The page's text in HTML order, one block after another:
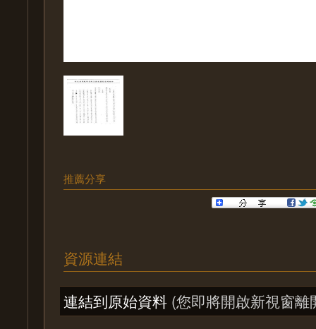
推薦分享
資源連結
連結到原始資料 (您即將開啟新視窗離